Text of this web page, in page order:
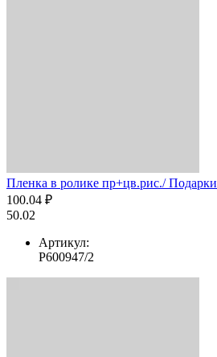
Пленка в ролике пр+цв.рис./
100.04 ₽
50.02
Артикул:
Р600947/2